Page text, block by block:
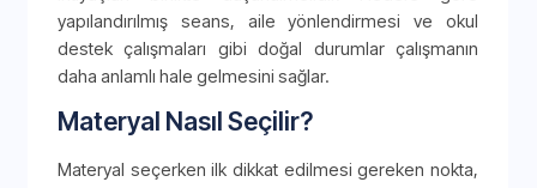
yapılandırılmış seans, aile yönlendirmesi ve okul
destek çalışmaları gibi doğal durumlar çalışmanın
daha anlamlı hale gelmesini sağlar.
Materyal Nasıl Seçilir?
Materyal seçerken ilk dikkat edilmesi gereken nokta,